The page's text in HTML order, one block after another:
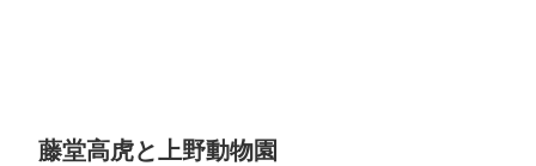
藤堂高虎と上野動物園